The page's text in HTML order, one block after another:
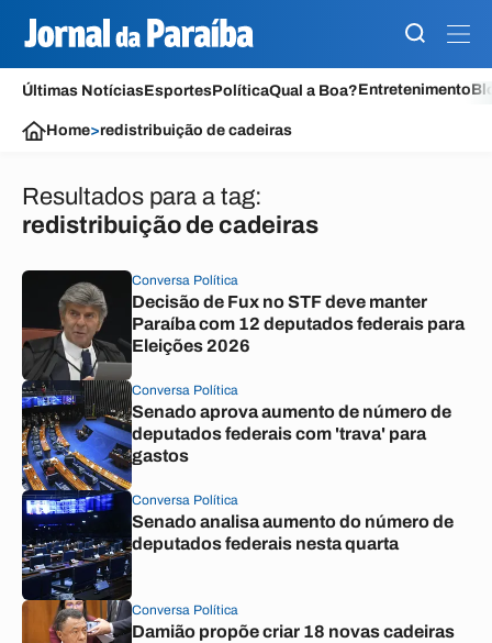
Últimas NotíciasEsportesPolíticaQual a Boa?Entretenimento
Home>redistribuição de cadeiras
Resultados para a tag:
redistribuição de cadeiras
Conversa Política
Decisão de Fux no STF deve manter
Paraíba com 12 deputados federais para
Eleições 2026
Conversa Política
Senado aprova aumento de número de
deputados federais com 'trava' para
gastos
Conversa Política
Senado analisa aumento do número de
deputados federais nesta quarta
Conversa Política
Damião propõe criar 18 novas cadeiras